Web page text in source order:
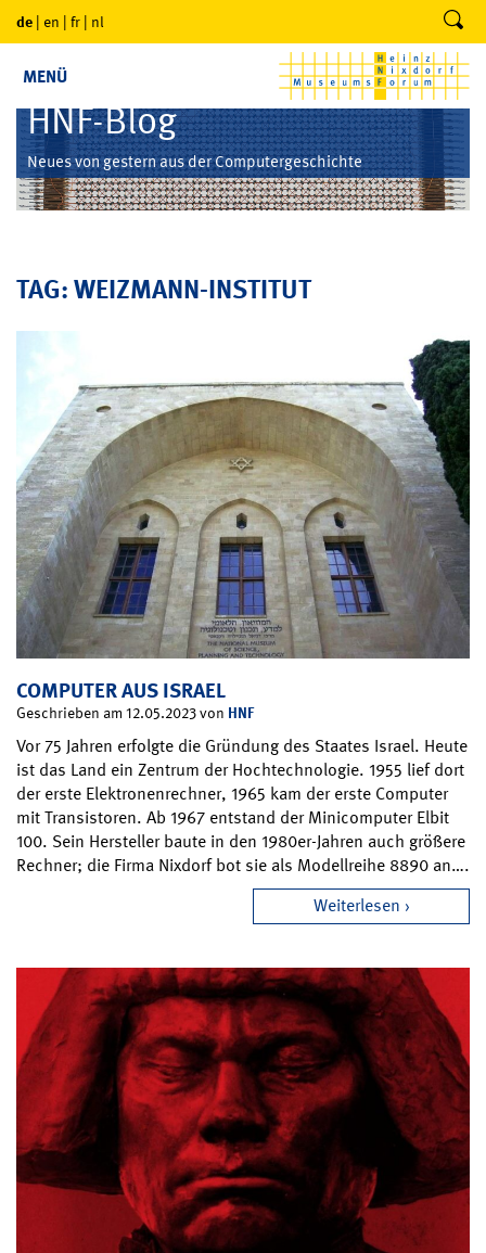
de | en | fr | nl
MENÜ
HNF-Blog
Neues von gestern aus der Computergeschichte
TAG: WEIZMANN-INSTITUT
COMPUTER AUS ISRAEL
Geschrieben am 12.05.2023 von HNF
Vor 75 Jahren erfolgte die Gründung des Staates Israel. Heute
ist das Land ein Zentrum der Hochtechnologie. 1955 lief dort
der erste Elektronenrechner, 1965 kam der erste Computer
mit Transistoren. Ab 1967 entstand der Minicomputer Elbit
100. Sein Hersteller baute in den 1980er-Jahren auch größere
Rechner; die Firma Nixdorf bot sie als Modellreihe 8890 an….
Weiterlesen